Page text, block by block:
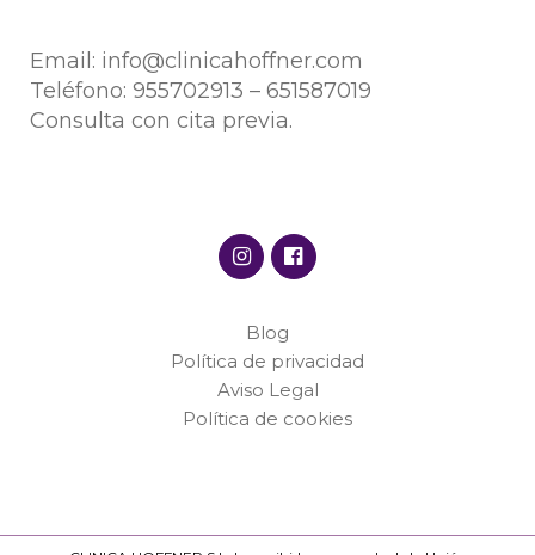
Email: info@clinicahoffner.com
Teléfono: 955702913 – 651587019
Consulta con cita previa.
Blog
Política de privacidad
Aviso Legal
Política de cookies